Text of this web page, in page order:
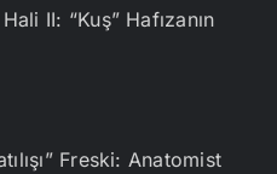
II: “Kuş” Hafızanın
Freski: Anatomist